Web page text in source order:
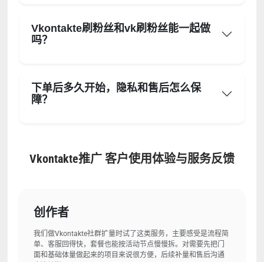
Vkontakte刷粉丝和vk刷粉丝能一起做
吗？
下单后多久开始，隐私和售后怎么保
障？
Vkontakte推广 客户使用体验与服务反馈
创作者
我们做Vkontakte社群扩量时试了这类服务，主要感受是流程简
单、客服回得快，套餐也能按活动节点慢慢拆。对需要先把门
面和基础体量做起来的项目来说很方便，后续补量和售后沟通